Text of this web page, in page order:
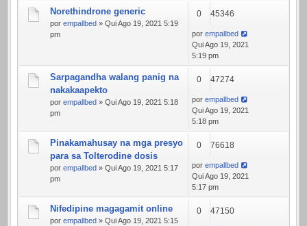
Norethindrone generic
por empallbed » Qui Ago 19, 2021 5:19
pm
0 45346
por empallbed
Qui Ago 19, 2021
5:19 pm
Sarpagandha walang panig na
nakakaapekto
por empallbed » Qui Ago 19, 2021 5:18
pm
0 47274
por empallbed
Qui Ago 19, 2021
5:18 pm
Pinakamahusay na mga presyo
para sa Tolterodine dosis
por empallbed » Qui Ago 19, 2021 5:17
pm
0 76618
por empallbed
Qui Ago 19, 2021
5:17 pm
Nifedipine magagamit online
por empallbed » Qui Ago 19, 2021 5:15
0 47150